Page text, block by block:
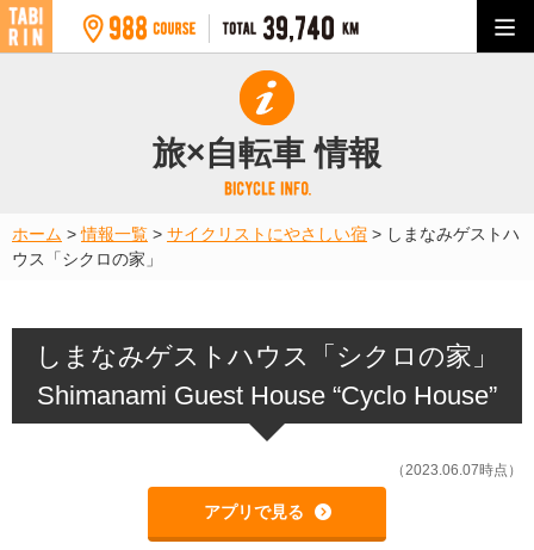
旅×自転車 情報
ホーム >情報一覧 > サイクリストにやさしい宿 > しまなみゲストハ
ウス「シクロの家」
しまなみゲストハウス「シクロの家」
Shimanami Guest House “Cyclo House”
（2023.06.07時点）
アプリで見る